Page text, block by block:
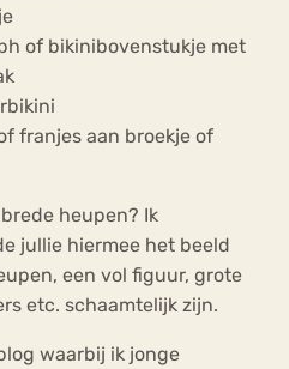
of bikinibovenstukje met
franjes aan broekje of
heupen? Ik
jullie hiermee het beeld
een vol figuur, grote
etc. schaamtelijk zijn.
waarbij ik jonge